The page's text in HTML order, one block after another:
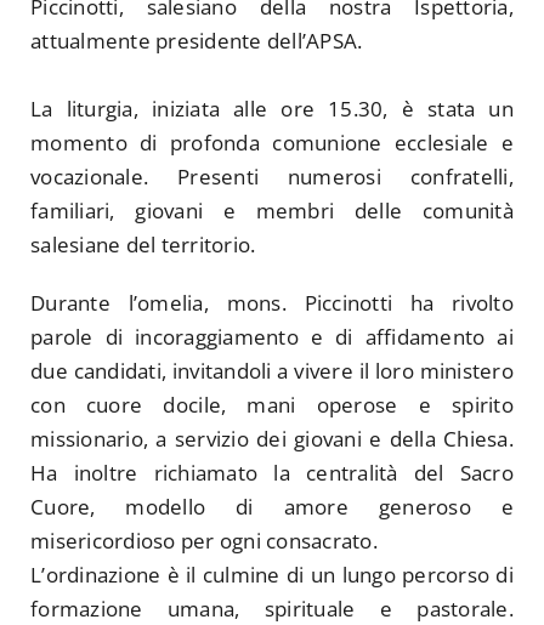
Piccinotti, salesiano della nostra Ispettoria,
attualmente presidente dell’APSA.
La liturgia, iniziata alle ore 15.30, è stata un
momento di profonda comunione ecclesiale e
vocazionale. Presenti numerosi confratelli,
familiari, giovani e membri delle comunità
salesiane del territorio.
Durante l’omelia, mons. Piccinotti ha rivolto
parole di incoraggiamento e di affidamento ai
due candidati, invitandoli a vivere il loro ministero
con cuore docile, mani operose e spirito
missionario, a servizio dei giovani e della Chiesa.
Ha inoltre richiamato la centralità del Sacro
Cuore, modello di amore generoso e
misericordioso per ogni consacrato.
L’ordinazione è il culmine di un lungo percorso di
formazione umana, spirituale e pastorale.